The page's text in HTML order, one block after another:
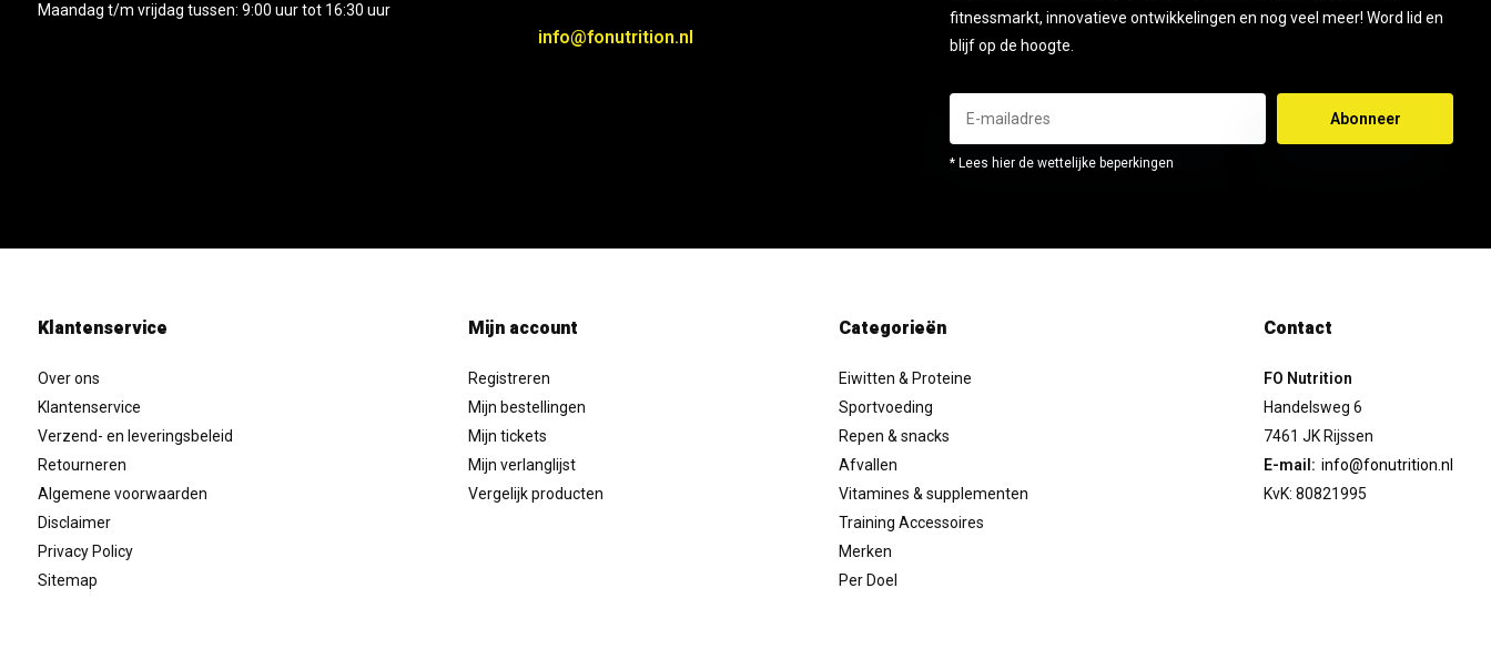
Maandag t/m vrijdag tussen: 9:00 uur tot 16:30 uur
info@fonutrition.nl
fitnessmarkt, innovatieve ontwikkelingen en nog veel meer! Word lid en
blijf op de hoogte.
Abonneer
* Lees hier de wettelijke beperkingen
Klantenservice
Over ons
Klantenservice
Verzend- en leveringsbeleid
Retourneren
Algemene voorwaarden
Disclaimer
Privacy Policy
Sitemap
Mijn account
Registreren
Mijn bestellingen
Mijn tickets
Mijn verlanglijst
Vergelijk producten
Categorieën
Eiwitten & Proteine
Sportvoeding
Repen & snacks
Afvallen
Vitamines & supplementen
Training Accessoires
Merken
Per Doel
Contact
FO Nutrition
Handelsweg 6
7461 JK Rijssen
E-mail: info@fonutrition.nl
KvK: 80821995